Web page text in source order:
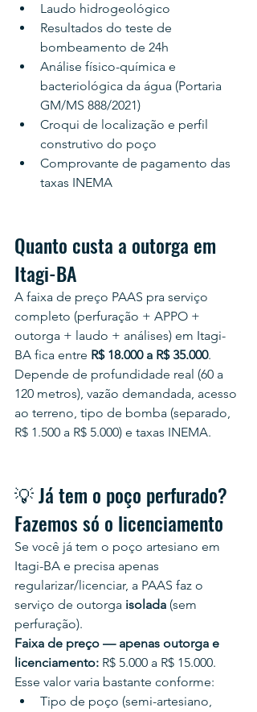
Laudo hidrogeológico
Resultados do teste de
bombeamento de 24h
Análise físico-química e
bacteriológica da água (Portaria
GM/MS 888/2021)
Croqui de localização e perfil
construtivo do poço
Comprovante de pagamento das
taxas INEMA
Quanto custa a outorga em
Itagi-BA
A faixa de preço PAAS pra serviço
completo (perfuração + APPO +
outorga + laudo + análises) em Itagi-
BA fica entre R$ 18.000 a R$ 35.000.
Depende de profundidade real (60 a
120 metros), vazão demandada, acesso
ao terreno, tipo de bomba (separado,
R$ 1.500 a R$ 5.000) e taxas INEMA.
💡 Já tem o poço perfurado?
Fazemos só o licenciamento
Se você já tem o poço artesiano em
Itagi-BA e precisa apenas
regularizar/licenciar, a PAAS faz o
serviço de outorga isolada (sem
perfuração).
Faixa de preço — apenas outorga e
licenciamento: R$ 5.000 a R$ 15.000.
Esse valor varia bastante conforme:
Tipo de poço (semi-artesiano,